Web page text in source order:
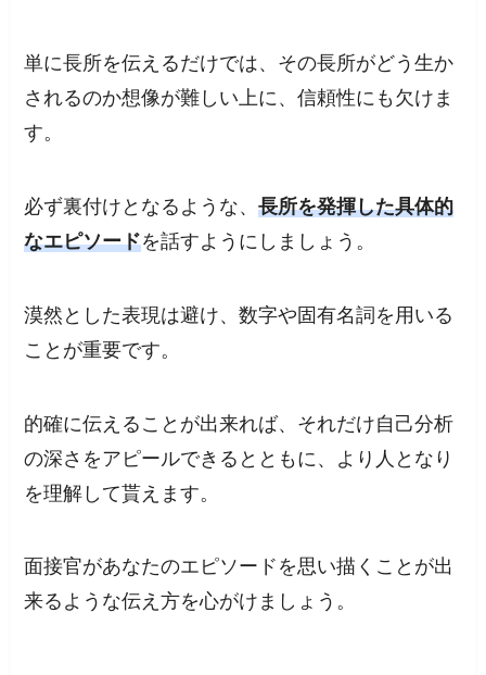
単に長所を伝えるだけでは、その長所がどう生か
されるのか想像が難しい上に、信頼性にも欠けま
す。
必ず裏付けとなるような、長所を発揮した具体的
なエピソードを話すようにしましょう。
漠然とした表現は避け、数字や固有名詞を用いる
ことが重要です。
的確に伝えることが出来れば、それだけ自己分析
の深さをアピールできるとともに、より人となり
を理解して貰えます。
面接官があなたのエピソードを思い描くことが出
来るような伝え方を心がけましょう。